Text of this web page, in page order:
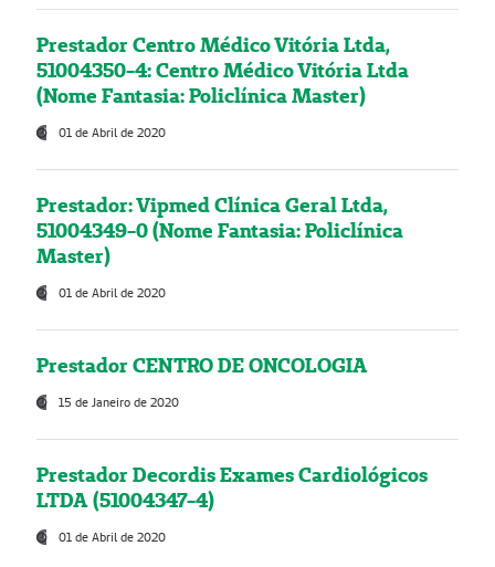
Prestador Centro Médico Vitória Ltda,
51004350-4: Centro Médico Vitória Ltda
(Nome Fantasia: Policlínica Master)
01 de Abril de 2020
Prestador: Vipmed Clínica Geral Ltda,
51004349-0 (Nome Fantasia: Policlínica
Master)
01 de Abril de 2020
Prestador CENTRO DE ONCOLOGIA
15 de Janeiro de 2020
Prestador Decordis Exames Cardiológicos
LTDA (51004347-4)
01 de Abril de 2020